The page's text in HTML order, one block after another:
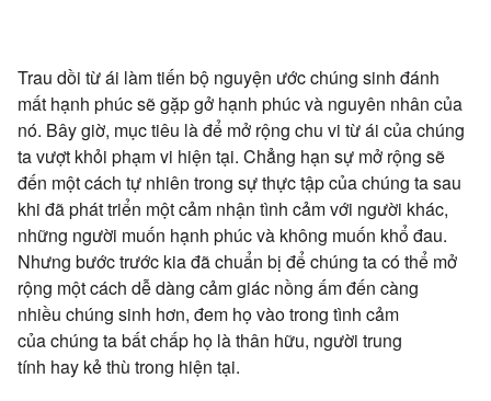
Trau dồi từ ái làm tiến bộ nguyện ước chúng sinh đánh
mất hạnh phúc sẽ gặp gở hạnh phúc và nguyên nhân của
nó. Bây giờ, mục tiêu là để mở rộng chu vi từ ái của chúng
ta vượt khỏi phạm vi hiện tại. Chẳng hạn sự mở rộng sẽ
đến một cách tự nhiên trong sự thực tập của chúng ta sau
khi đã phát triển một cảm nhận tình cảm với người khác,
những người muốn hạnh phúc và không muốn khổ đau.
Nhưng bước trước kia đã chuẩn bị để chúng ta có thể mở
rộng một cách dễ dàng cảm giác nồng ấm đến càng
nhiều chúng sinh hơn, đem họ vào trong tình cảm
của chúng ta bất chấp họ là thân hữu, người trung
tính hay kẻ thù trong hiện tại.